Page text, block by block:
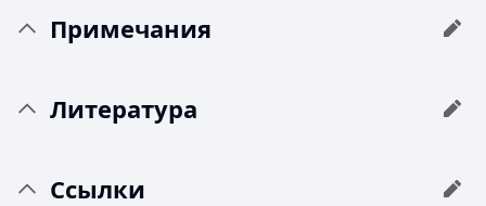
Примечания
Литература
Ссылки